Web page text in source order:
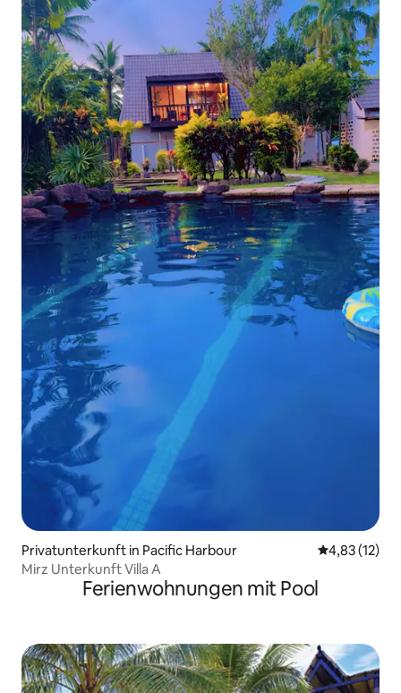
Privatunterkunft in Pacific Harbour
4,83 (12)
Mirz Unterkunft Villa A
Ferienwohnungen mit Pool